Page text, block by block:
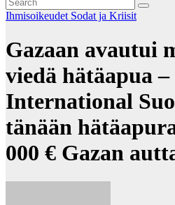
Ihmisoikeudet Sodat ja Kriisit
Gazaan avautui
viedä hätäapua
International
tänään
000 € Gazan